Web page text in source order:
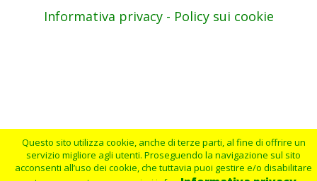
Informativa privacy - Policy sui cookie
Questo sito utilizza cookie, anche di terze parti, al fine di offrire un
servizio migliore agli utenti. Proseguendo la navigazione sul sito
acconsenti all’uso dei cookie, che tuttavia puoi gestire e/o disabilitare